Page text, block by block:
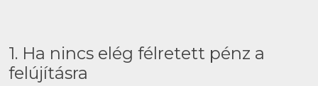
1. Ha nincs elég félretett pénz a
felújításra